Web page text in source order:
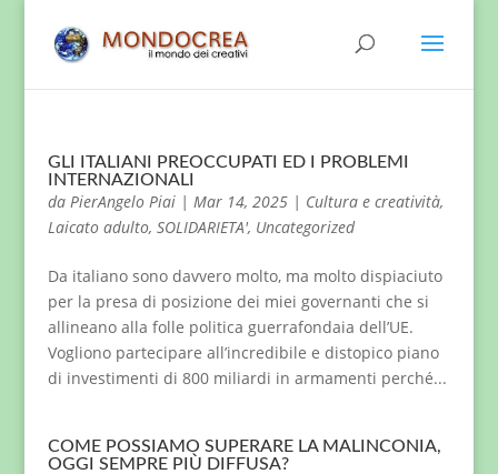
GLI ITALIANI PREOCCUPATI ED I PROBLEMI
INTERNAZIONALI
da PierAngelo Piai| Mar 14, 2025| Cultura e creatività,
Laicato adulto, SOLIDARIETA', Uncategorized
Da italiano sono davvero molto, ma molto dispiaciuto
per la presa di posizione dei miei governanti che si
allineano alla folle politica guerrafondaia dell’UE.
Vogliono partecipare all’incredibile e distopico piano
di investimenti di 800 miliardi in armamenti perché...
COME POSSIAMO SUPERARE LA MALINCONIA,
OGGI SEMPRE PIÙ DIFFUSA?